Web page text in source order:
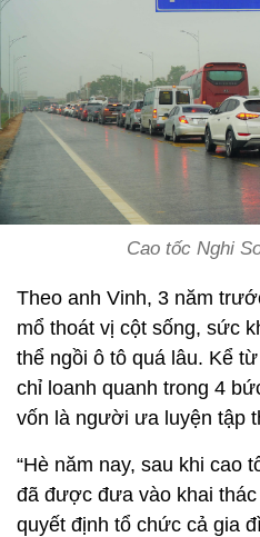
Cao tốc Nghi
Theo anh Vinh, 3 năm
mổ thoát vị cột sống, sức
thể ngồi ô tô quá lâu. Kể
chỉ loanh quanh trong 4
vốn là người ưa luyện tập
“Hè năm nay, sau khi cao
đã được đưa vào khai
quyết định tổ chức cả gia